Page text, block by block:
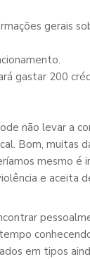
gerais
gastar 200
não levar a
Bom, muitas
mesmo é
e aceita
em tipos